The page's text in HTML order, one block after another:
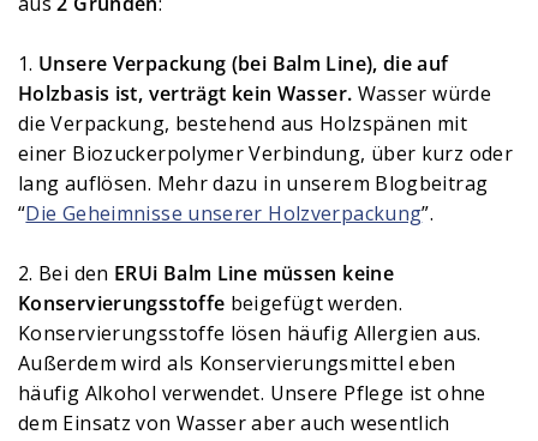
1. Unsere Verpackung (bei Balm Line), die auf
Holzbasis ist, verträgt kein Wasser. Wasser würde
die Verpackung, bestehend aus Holzspänen mit
einer Biozuckerpolymer Verbindung, über kurz oder
lang auflösen. Mehr dazu in unserem Blogbeitrag
“Die Geheimnisse unserer Holzverpackung”.
2. Bei den ERUi Balm Line müssen keine
Konservierungsstoffe beigefügt werden.
Konservierungsstoffe lösen häufig Allergien aus.
Außerdem wird als Konservierungsmittel eben
häufig Alkohol verwendet. Unsere Pflege ist ohne
dem Einsatz von Wasser aber auch wesentlich